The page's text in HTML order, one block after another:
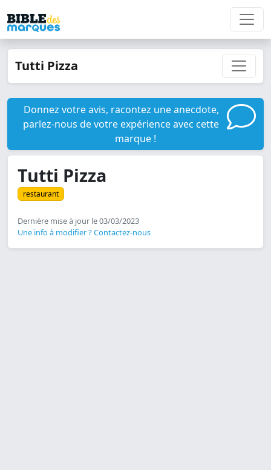
Tutti Pizza
Donnez votre avis, racontez une anecdote,
parlez-nous de votre expérience avec cette
marque !
Tutti Pizza
restaurant
Dernière mise à jour le 03/03/2023
Une info à modifier ? Contactez-nous